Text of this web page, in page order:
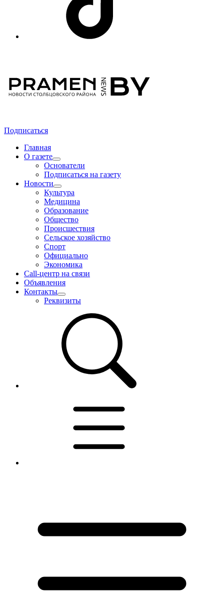
Подписаться
Главная
О газете
Основатели
Подписаться на газету
Новости
Культура
Медицина
Образование
Общество
Происшествия
Сельское хозяйство
Спорт
Официально
Экономика
Call-центр на связи
Объявления
Контакты
Реквизиты